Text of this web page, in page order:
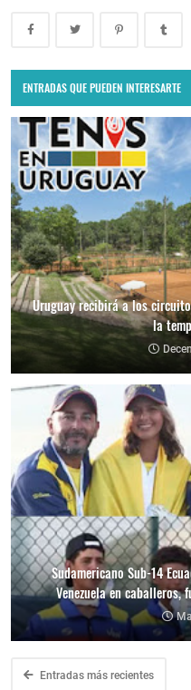
ENTRADAS QUE PUEDEN INTERESARTE
Uruguay recibirá a los
la
Sudamericano Sub-14
Venezuela en caballeros,
Entradas más recientes